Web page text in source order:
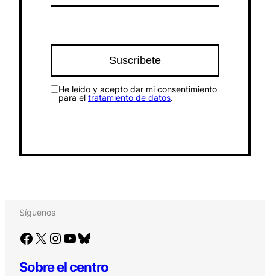
He leído y acepto dar mi consentimiento
para el tratamiento de datos.
Síguenos
Facebook X Instagram YouTube Bluesky
Sobre el centro